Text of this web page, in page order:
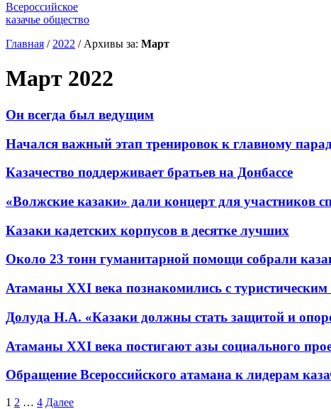
Всероссийское
казачье общество
Главная / 2022 /Архивы за: Март
Март 2022
Он всегда был ведущим
Начался важный этап тренировок к главному
Казачество поддерживает братьев на Донбассе
«Волжские казаки» дали концерт для участников
Казаки кадетских корпусов в десятке лучших
Около 23 тонн гуманитарной помощи собрали
Атаманы XXI века познакомились с
Долуда Н.А. «Казаки должны стать защитой и
Атаманы XXI века постигают азы социального
Обращение Всероссийского атамана к лидерам
1 2 … 4 Далее